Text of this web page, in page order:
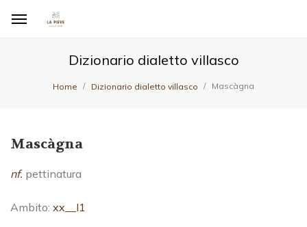
Dizionario dialetto villasco
Home Dizionario dialetto villasco Mascàgna
Mascàgna
nf. pettinatura
Ambito: xx__I1